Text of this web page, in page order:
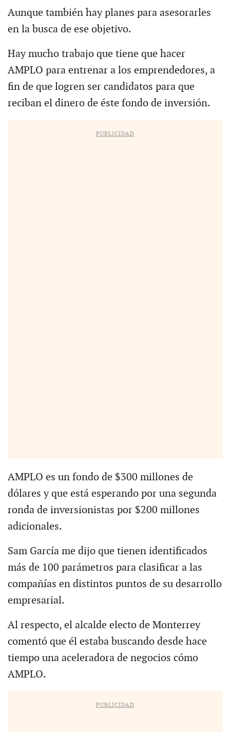
Aunque también hay planes para asesorarles
en la busca de ese objetivo.
Hay mucho trabajo que tiene que hacer
AMPLO para entrenar a los emprendedores, a
fin de que logren ser candidatos para que
reciban el dinero de éste fondo de inversión.
PUBLICIDAD
AMPLO es un fondo de $300 millones de
dólares y que está esperando por una segunda
ronda de inversionistas por $200 millones
adicionales.
Sam García me dijo que tienen identificados
más de 100 parámetros para clasificar a las
compañías en distintos puntos de su desarrollo
empresarial.
Al respecto, el alcalde electo de Monterrey
comentó que él estaba buscando desde hace
tiempo una aceleradora de negocios cómo
AMPLO.
PUBLICIDAD